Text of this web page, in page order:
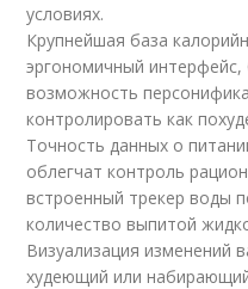
условиях.
Крупнейшая база
эргономичный
возможность
контролировать как
Точность данных о
облегчат контроль
встроенный трекер воды
количество выпитой
Визуализация изменений
худеющий или